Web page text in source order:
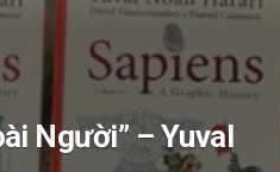
Người” – Yuval